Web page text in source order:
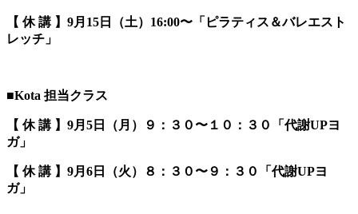
【 休 講 】9月15日（土）16:00〜「ピラティス＆バレエスト
レッチ 」
■Kota 担当クラス
【 休 講 】9月5日（月）９：３０〜１０：３０「代謝UPヨ
ガ」
【 休 講 】9月6日（火）８：３０〜９：３０「代謝UPヨ
ガ」